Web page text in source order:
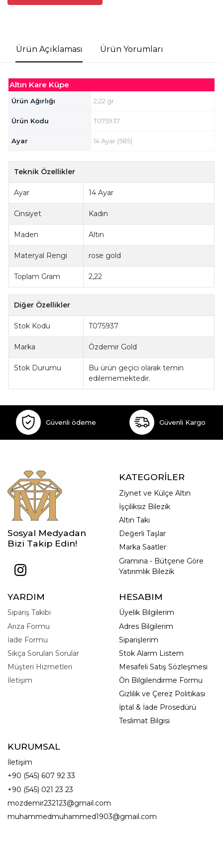
Ürün Açıklaması Ürün Yorumları
Altın Kare Küpe
Ürün Ağırlığı 2,22 gr
Ürün Kodu T075937
Ayar 14 Ayar (585)
Teknik Özellikler
Ayar 14 Ayar
Cinsiyet Kadın
Maden Altın
Materyal Rengi rose gold
Toplam Gram 2,22
Diğer Özellikler
Stok Kodu T075937
Marka Özdemir Gold
Stok Durumu
Bu ürün geçici olarak temin
edilememektedir.
Güvenli ödeme Güvenli Kargo
Sosyal Medyadan
Bizi Takip Edin!
KATEGORİLER
Ziynet ve Külçe Altın
İşçiliksiz Bilezik
Altın Takı
Değerli Taşlar
Marka Saatler
Gramına - Bütçene Göre
Yatırımlık Bilezik
YARDIM
Sipariş Takibi
Arıza Formu
İade Formu
Sıkça Sorulan Sorular
Müşteri Hizmetleri
İletişim
HESABIM
Üyelik Bilgilerim
Adres Bilgilerim
Siparişlerim
Stok Alarm Listem
Mesafeli Satış Sözleşmesi
Ön Bilgilendirme Formu
Gizlilik ve Çerez Politikası
İptal & İade Prosedürü
Teslimat Bilgisi
KURUMSAL
İletişim
+90 (545) 607 92 33
+90 (545) 021 23 23
mozdemir232123@gmail.com
muhammedmuhammed1903@gmail.com